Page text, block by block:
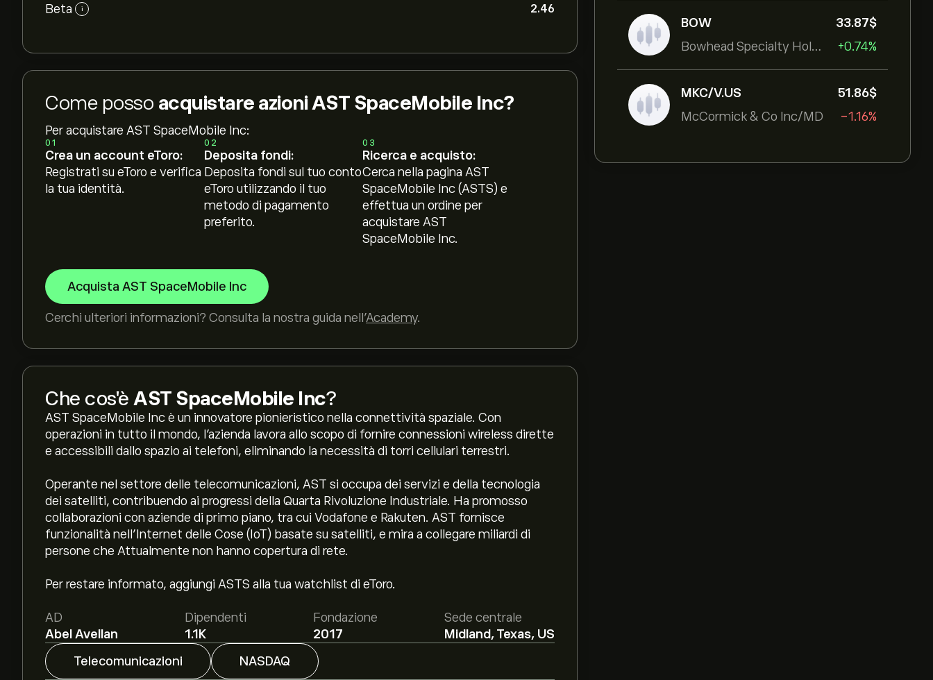
BOW
Bowhead Specialty Holdings Inc
33.87‎$‎
+0.74%
MKC/V.US
McCormick & Co Inc/MD
51.86‎$‎
-1.16%
Beta i 2.46
Come posso acquistare azioni AST SpaceMobile Inc?
Per acquistare AST SpaceMobile Inc:
01
Crea un account eToro:
Registrati su eToro e verifica
la tua identità.
02
Deposita fondi:
Deposita fondi sul tuo conto
eToro utilizzando il tuo
metodo di pagamento
preferito.
03
Ricerca e acquisto:
Cerca nella pagina AST
SpaceMobile Inc (ASTS) e
effettua un ordine per
acquistare AST
SpaceMobile Inc.
Acquista AST SpaceMobile Inc
Cerchi ulteriori informazioni? Consulta la nostra guida nell’Academy.
Che cos'è AST SpaceMobile Inc?
AST SpaceMobile Inc è un innovatore pionieristico nella connettività spaziale. Con
operazioni in tutto il mondo, l'azienda lavora allo scopo di fornire connessioni wireless dirette
e accessibili dallo spazio ai telefoni, eliminando la necessità di torri cellulari terrestri.
Operante nel settore delle telecomunicazioni, AST si occupa dei servizi e della tecnologia
dei satelliti, contribuendo ai progressi della Quarta Rivoluzione Industriale. Ha promosso
collaborazioni con aziende di primo piano, tra cui Vodafone e Rakuten. AST fornisce
funzionalità nell’Internet delle Cose (IoT) basate su satelliti, e mira a collegare miliardi di
persone che Attualmente non hanno copertura di rete.
Per restare informato, aggiungi ASTS alla tua watchlist di eToro.
AD
Abel Avellan
Dipendenti
1.1K
Fondazione
2017
Sede centrale
Midland, Texas, US
Telecomunicazioni
NASDAQ